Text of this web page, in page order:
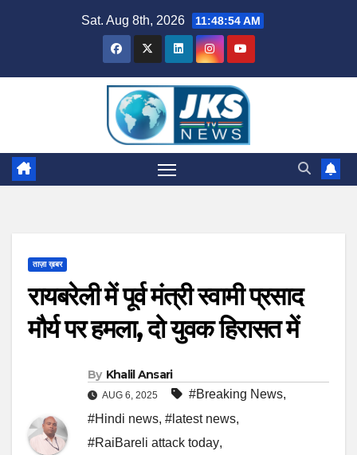
Sat. Aug 8th, 2026 11:48:54 AM
ताज़ा ख़बर
रायबरेली में पूर्व मंत्री स्वामी प्रसाद
मौर्य पर हमला, दो युवक हिरासत में
By Khalil Ansari
AUG 6, 2025 #Breaking News,
#Hindi news, #latest news,
#RaiBareli attack today,